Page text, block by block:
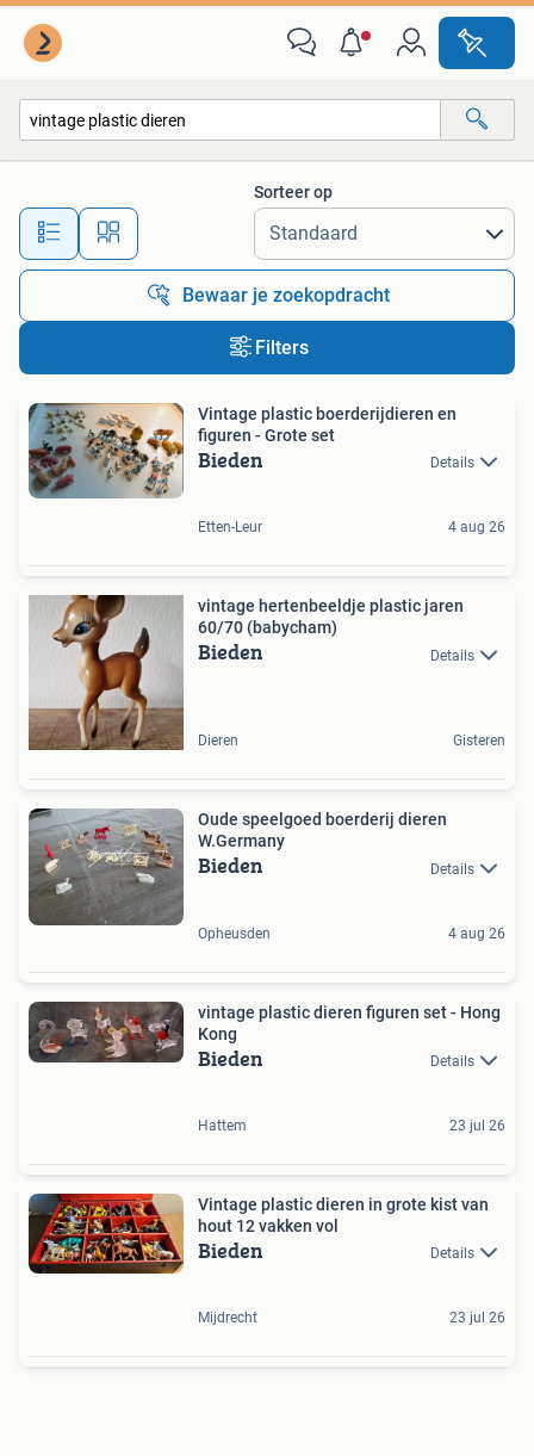
Alle afstanden…
Sorteer op
Bewaar je zoekopdracht
Filters
Vintage plastic boerderijdieren en
figuren - Grote set
Bieden Details
Etten-Leur 4 aug 26
vintage hertenbeeldje plastic jaren
60/70 (babycham)
Bieden Details
Dieren Gisteren
Oude speelgoed boerderij dieren
W.Germany
Bieden Details
Opheusden 4 aug 26
vintage plastic dieren figuren set - Hong
Kong
Bieden Details
Hattem 23 jul 26
Vintage plastic dieren in grote kist van
hout 12 vakken vol
Bieden Details
Mijdrecht 23 jul 26